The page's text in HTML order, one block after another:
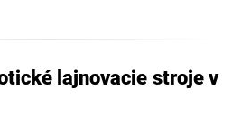
lajnovacie stroje v